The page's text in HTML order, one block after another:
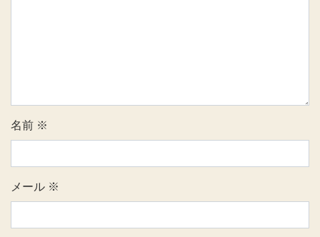
名前 ※
メール ※